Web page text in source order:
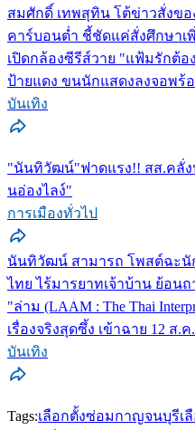
สมศักดิ์ เทพสุทิน โต้ข่าวสั่งขอ
คาร์บอนต่ำ ชี้ชัดแค่สั่งศึกษาเ
เปิดกล้องซีรีส์วาย "แฟ้มรักต้
ป้ายแดง ขนนักแสดงลงจอพร้
บันเทิง
"นันทิวัฒน์"ฟาดแรง!! สส.คลั่ง
นอ่องไลง์"
การเมืองทั่วไป
นันทิวัฒน์ สามารถ โพสต์ฉะนั
ไทย ไร้มารยาทเจ้าบ้าน ย้อน
"ล่าม (LAAM : The Thai
เรื่องจริงสุดซึ้ง เข้าฉาย 12 ส.
บันเทิง
Tags:เลือกตั้งซ่อมกาญจนบุรีเ